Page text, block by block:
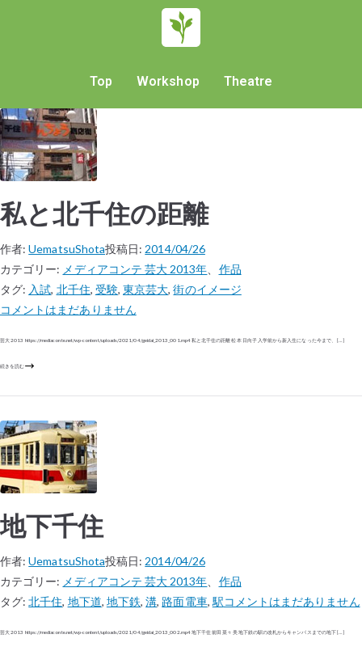
Top Workshop Theatre
私と北千住の距離
作者:UematsuShota投稿日: 2014/04/26
カテゴリー: メディアコンテ 芸大 2013年
作品
タグ: 入試, 北千住, 受験,東京芸大,街のイメージ
コメントはまだありません
芸大 2013 https://mediaconte.net/wp-content/uploads/2021/04/geidai_2013_001.mp4 私と北千住の距離 松本 日向子 入学前から新入生になった今まで、 […]
続きを読む
地下千住
作者:UematsuShota投稿日: 2014/04/26
カテゴリー: メディアコンテ 芸大 2013年
作品
タグ:北千住, 地下道, 地下鉄,溝, 路面電車, 駅コメントはまだありません
芸大 2013 https://mediaconte.net/wp-content/uploads/2021/04/geidai_2013_002.mp4 地下千住 前田 菜々美 地下鉄の駅の改札からキャンパスまでの地下 […]